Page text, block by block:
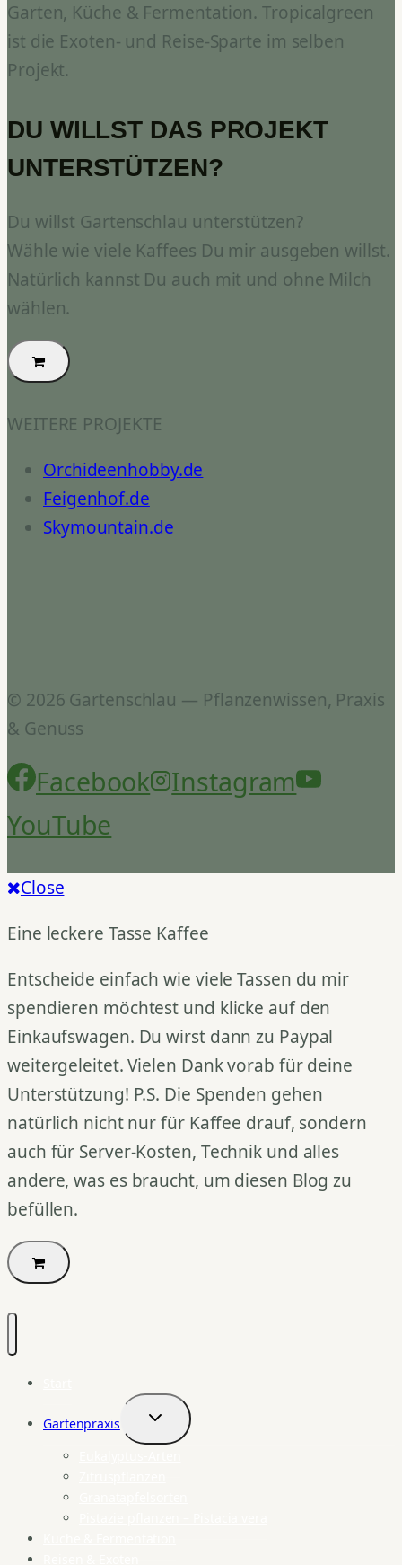
Garten, Küche & Fermentation. Tropicalgreen
ist die Exoten- und Reise-Sparte im selben
Projekt.
DU WILLST DAS PROJEKT
UNTERSTÜTZEN?
Du willst Gartenschlau unterstützen?
Wähle wie viele Kaffees Du mir ausgeben willst.
Natürlich kannst Du auch mit und ohne Milch
wählen.
WEITERE PROJEKTE
Orchideenhobby.de
Feigenhof.de
Skymountain.de
© 2026 Gartenschlau — Pflanzenwissen, Praxis
& Genuss
Facebook
Instagram
YouTube
Close
Eine leckere Tasse Kaffee
Entscheide einfach wie viele Tassen du mir
spendieren möchtest und klicke auf den
Einkaufswagen. Du wirst dann zu Paypal
weitergeleitet. Vielen Dank vorab für deine
Unterstützung! P.S. Die Spenden gehen
natürlich nicht nur für Kaffee drauf, sondern
auch für Server-Kosten, Technik und alles
andere, was es braucht, um diesen Blog zu
befüllen.
Gartenpraxis
Untermenü
umschalten